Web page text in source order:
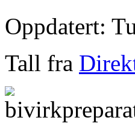
Oppdatert:
Tall fra